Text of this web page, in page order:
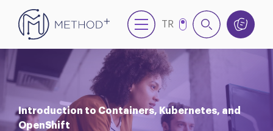
TR
Introduction to Containers, Kubernetes, and
OpenShift